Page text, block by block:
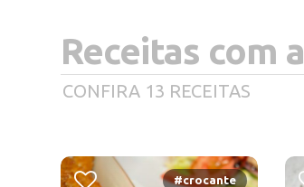
Receitas com a
CONFIRA 13 RECEITAS
#crocante